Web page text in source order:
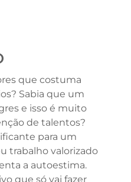
que costuma
Sabia que um
e isso é muito
de talentos?
para um
trabalho valorizado
a autoestima.
que só vai fazer